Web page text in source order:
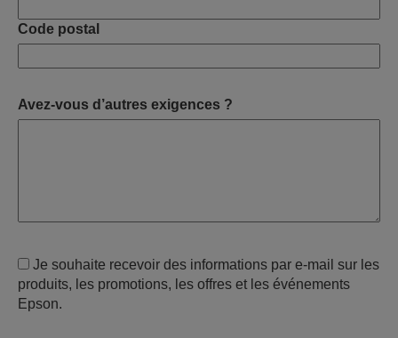
Code postal
Avez-vous d’autres exigences ?
Je souhaite recevoir des informations par e-mail sur les
produits, les promotions, les offres et les événements
Epson.